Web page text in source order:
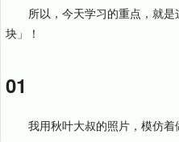
所以，今天学习的重点，就
块」！
01
我用秋叶大叔的照片，模仿着